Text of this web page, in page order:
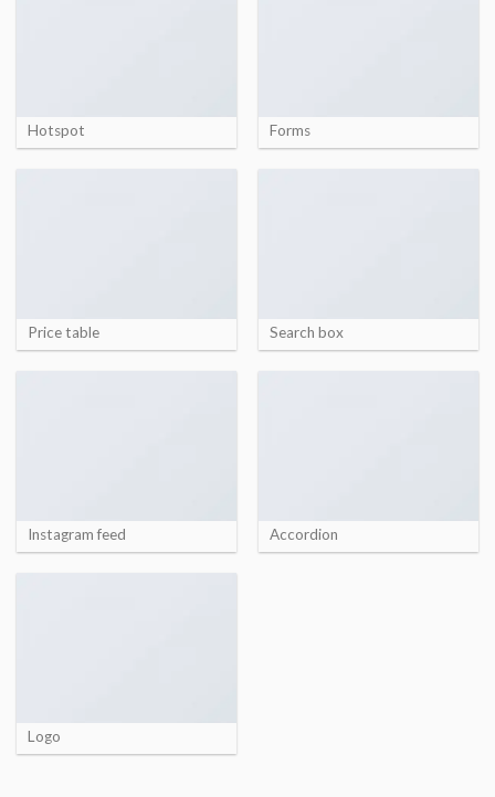
Hotspot Forms
Price table Search box
Instagram feed Accordion
Logo